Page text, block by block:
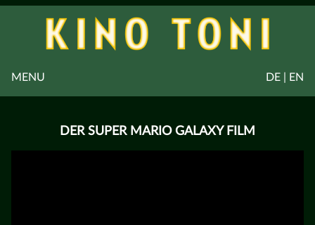
DE | EN
MENU
DER SUPER MARIO GALAXY FILM